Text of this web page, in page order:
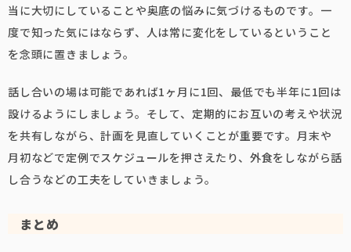
当に大切にしていることや奥底の悩みに気づけるものです。一
度で知った気にはならず、人は常に変化をしているということ
を念頭に置きましょう。
話し合いの場は可能であれば1ヶ月に1回、最低でも半年に1回は
設けるようにしましょう。そして、定期的にお互いの考えや状況
を共有しながら、計画を見直していくことが重要です。月末や
月初などで定例でスケジュールを押さえたり、外食をしながら話
し合うなどの工夫をしていきましょう。
まとめ